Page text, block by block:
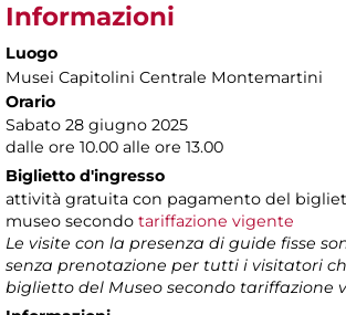
Informazioni
Luogo
Musei Capitolini Centrale Montemartini
Orario
Sabato 28 giugno 2025
dalle ore 10.00 alle ore 13.00
Biglietto d'ingresso
attività gratuita con pagamento del
museo secondo tariffazione vigente
Le visite con la presenza di guide fisse
senza prenotazione per tutti i visitatori
biglietto del Museo secondo tariffazione